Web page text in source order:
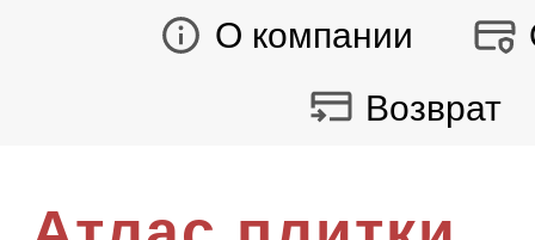
О компании
Возврат